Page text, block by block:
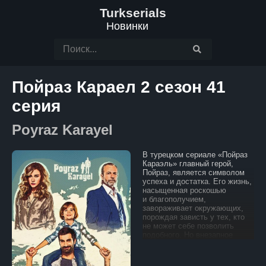
Turkserials
Новинки
Пойраз Караел 2 сезон 41
серия
Poyraz Karayel
В турецком сериале «Пойраз
Караэль» главный герой,
Пойраз, является символом
успеха и достатка. Его жизнь,
насыщенная роскошью
и благополучием,
завораживает окружающих,
порождая зависть у тех, кто
не может себе позволить